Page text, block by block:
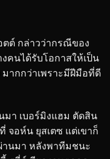
ตต์ กล่าวว่ากรณีของ
คนได้รับโอกาสให้เป็น
มากกว่าเพราะมีฝีมือที่ดี
มา เบอร์มิงแฮม ตัดสิน
จอห์น ยุสเตซ แต่เขาก็
านมา หลังพาทีมชนะ